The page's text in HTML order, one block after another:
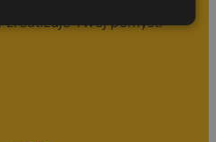
Twój pomysł!